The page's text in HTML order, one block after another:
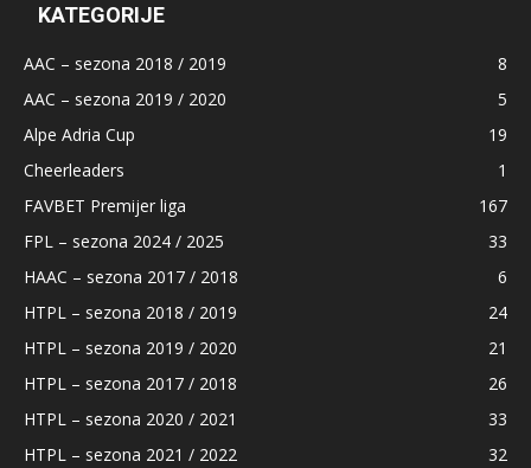
KATEGORIJE
AAC – sezona 2018 / 2019
8
AAC – sezona 2019 / 2020
5
Alpe Adria Cup
19
Cheerleaders
1
FAVBET Premijer liga
167
FPL – sezona 2024 / 2025
33
HAAC – sezona 2017 / 2018
6
HTPL – sezona 2018 / 2019
24
HTPL – sezona 2019 / 2020
21
HTPL – sezona 2017 / 2018
26
HTPL – sezona 2020 / 2021
33
HTPL – sezona 2021 / 2022
32